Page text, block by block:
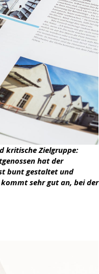
kritische Zielgruppe:
hat der
bunt gestaltet und
sehr gut an, bei der